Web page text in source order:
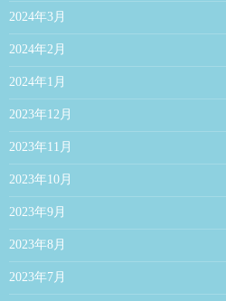
2024年3月
2024年2月
2024年1月
2023年12月
2023年11月
2023年10月
2023年9月
2023年8月
2023年7月